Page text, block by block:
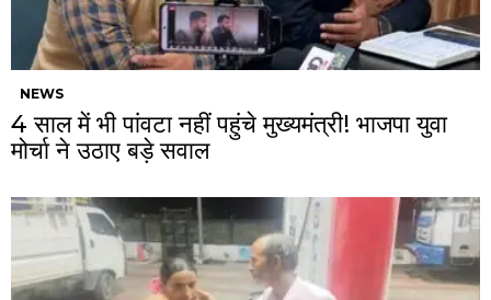
NEWS
4 साल में भी पांवटा नहीं पहुंचे मुख्यमंत्री! भाजपा युवा
मोर्चा ने उठाए बड़े सवाल